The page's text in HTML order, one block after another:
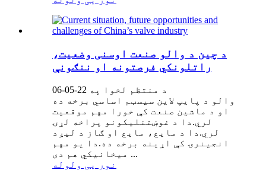
د چین د والو صنعت اوسنی وضعیت،
راتلونکي فرصتونه او ننګونې
د منتظم لخوا په 22-05-06
والو د پایپ لاین سیسټم اساسي برخه ده
او د ماشین صنعت کې خورا مهم موقعیت
لري.دا د غوښتنلیکونو پراخه لړۍ
لري.دا د مایع، مایع او ګاز د لیږد
انجینرۍ کې اړینه برخه ده.دا یو مهم
میخانیکي هم دی ...
نور یی ولوله